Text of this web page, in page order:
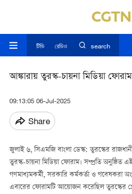
টিভি রেডিও search
আঙ্কারায় তুরস্ক-চায়না মিডিয়া
09:13:05 06-Jul-2025
Share
জুলাই ৬, সিএমজি বাংলা ডেস্ক: তুরস্কের
তুরস্ক-চায়না মিডিয়া ফোরাম। সম্প্রতি অনুষ্ঠিত
গণমাধ্যমকর্মী, সরকারি কর্মকর্তা ও গবেষকরা
এবারের ফোরামটি আয়োজন করেছিল তুরস্কের